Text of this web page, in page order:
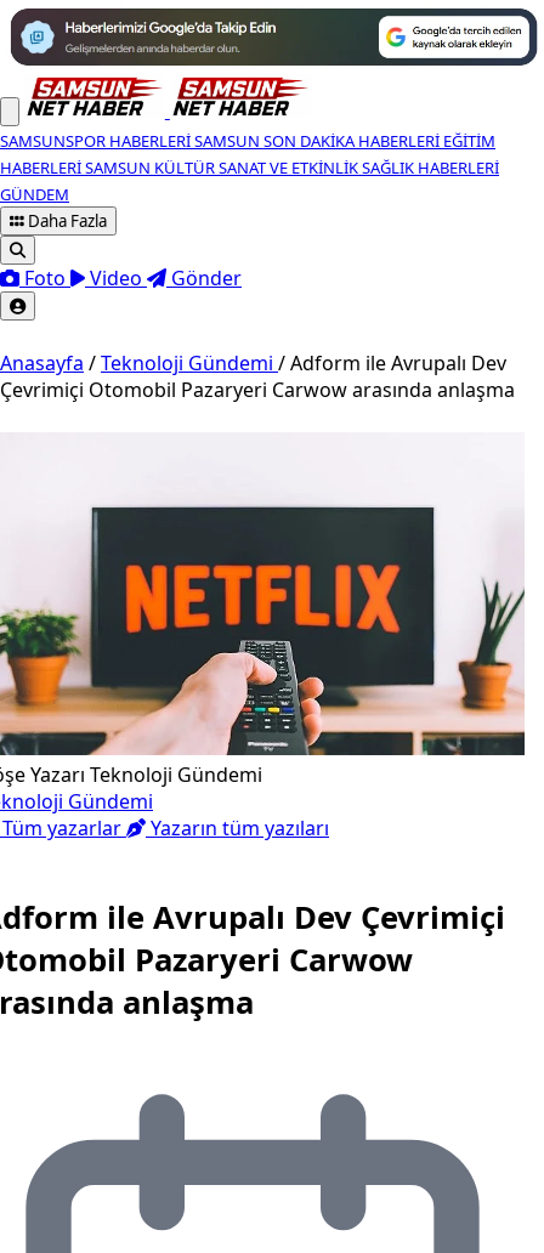
SAMSUNSPOR HABERLERISAMSUN SON DAKIKA HABERLERI EĞITIM
HABERLERISAMSUN KÜLTÜR SANAT VE ETKINLIKSAĞLIK HABERLERI
GÜNDEM
Daha Fazla
Foto Video Gönder
Anasayfa /Teknoloji Gündemi /Adform ile Avrupalı Dev
Çevrimiçi Otomobil Pazaryeri Carwow arasında anlaşma
Yazarı Teknoloji Gündemi
Gündemi
yazarlar
Yazarın tüm yazıları
ile Avrupalı Dev Çevrimiçi
Pazaryeri Carwow
anlaşma